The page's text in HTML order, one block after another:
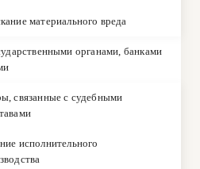
материального вреда
органами, банками
связанные с судебными
исполнительного